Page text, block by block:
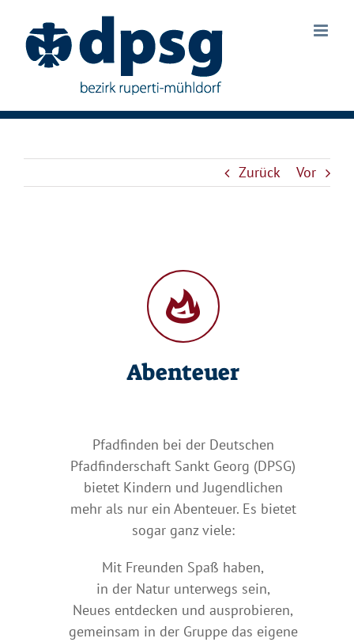
Inhalt
springen
Zurück Vor
Abenteuer
Pfadfinden bei der Deutschen
Pfadfinderschaft Sankt Georg (DPSG)
bietet Kindern und Jugendlichen
mehr als nur ein Abenteuer. Es bietet
sogar ganz viele:
Mit Freunden Spaß haben,
in der Natur unterwegs sein,
Neues entdecken und ausprobieren,
gemeinsam in der Gruppe das eigene